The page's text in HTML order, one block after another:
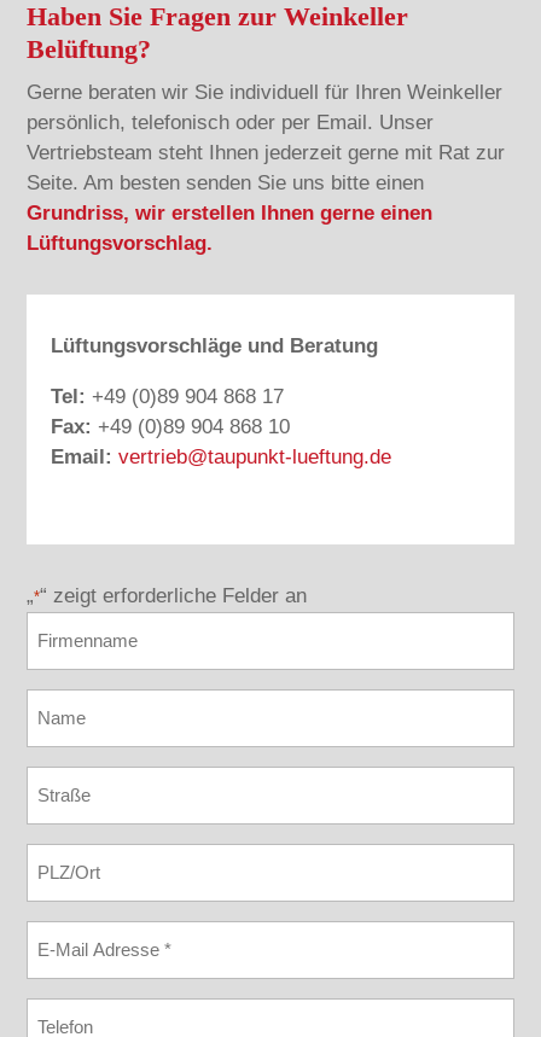
Haben Sie Fragen zur Weinkeller
Belüftung?
Gerne beraten wir Sie individuell für Ihren Weinkeller
persönlich, telefonisch oder per Email. Unser
Vertriebsteam steht Ihnen jederzeit gerne mit Rat zur
Seite. Am besten senden Sie uns bitte einen
Grundriss, wir erstellen Ihnen gerne einen
Lüftungsvorschlag.
Lüftungsvorschläge und Beratung
Tel: +49 (0)89 904 868 17
Fax: +49 (0)89 904 868 10
Email: vertrieb@taupunkt-lueftung.de
„*“ zeigt erforderliche Felder an
*